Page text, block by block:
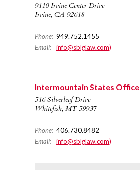
9110 Irvine Center Drive
Irvine, CA 92618
Phone: 949.752.1455
Email:
info@sblglaw.com)
Intermountain States Office
516 Silverleaf Drive
Whitefish, MT 59937
Phone: 406.730.8482
Email:
info@sblglaw.com)